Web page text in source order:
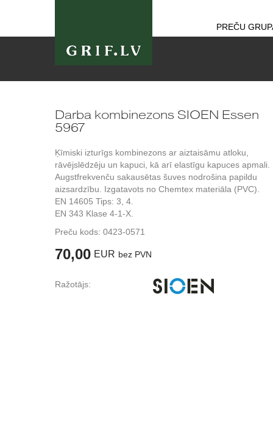
PREČU
Darba kombinezons SIOEN Essen
5967
Ķīmiski izturīgs kombinezons ar aiztaisāmu atloku,
rāvējslēdzēju un kapuci, kā arī elastīgu kapuces apmali.
Augstfrekvenču sakausētas šuves nodrošina papildu
aizsardzību. Izgatavots no Chemtex materiāla (PVC).
EN 14605 Tips: 3, 4.
EN 343 Klase 4-1-X.
Preču kods: 0423-0571
70,00 EUR bez PVN
Ražotājs: